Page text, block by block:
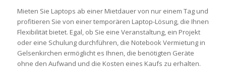
Mieten Sie Laptops ab einer Mietdauer von nur einem Tag und
profitieren Sie von einer temporären Laptop-Lösung, die Ihnen
Flexibilität bietet. Egal, ob Sie eine Veranstaltung, ein Projekt
oder eine Schulung durchführen, die Notebook Vermietung in
Gelsenkirchen ermöglicht es Ihnen, die benötigten Geräte
ohne den Aufwand und die Kosten eines Kaufs zu erhalten.